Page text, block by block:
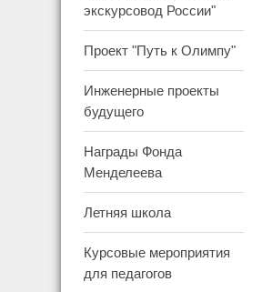
экскурсовод России"
Проект "Путь к Олимпу"
Инженерные проекты
будущего
Награды Фонда
Менделеева
Летняя школа
Курсовые мероприятия
для педагогов